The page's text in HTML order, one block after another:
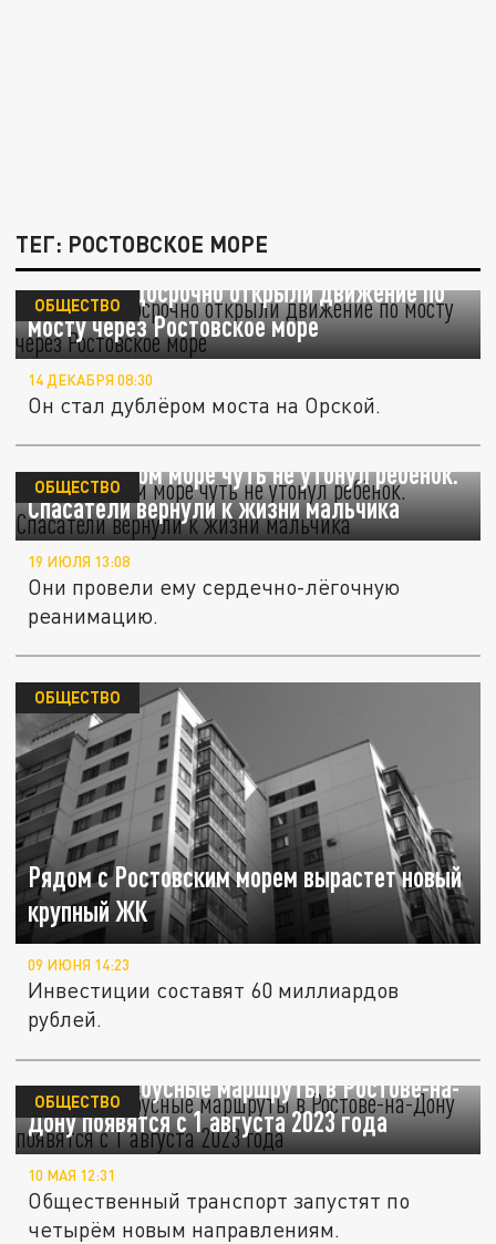
ТЕГ: РОСТОВСКОЕ МОРЕ
В Ростове досрочно открыли движение по
мосту через Ростовское море
ОБЩЕСТВО
14 ДЕКАБРЯ 08:30
Он стал дублёром моста на Орской.
В Ростовском море чуть не утонул ребёнок.
Спасатели вернули к жизни мальчика
ОБЩЕСТВО
19 ИЮЛЯ 13:08
Они провели ему сердечно-лёгочную
реанимацию.
Рядом с Ростовским морем вырастет новый
крупный ЖК
ОБЩЕСТВО
09 ИЮНЯ 14:23
Инвестиции составят 60 миллиардов
рублей.
Новые автобусные маршруты в Ростове-на-
Дону появятся с 1 августа 2023 года
ОБЩЕСТВО
10 МАЯ 12:31
Общественный транспорт запустят по
четырём новым направлениям.